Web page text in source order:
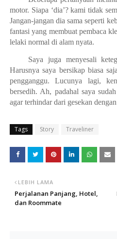
motor. Siapa ‘dia’? kami tidak
Jangan-jangan dia sama seperti
fantasi yang membuat pembaca
lelaki normal di alam nyata.
Saya juga menyesali
Harusnya saya bersikap biasa
pengganggu. Lucunya lagi,
bersedih. Ah, padahal saya
agar terhindar dari gesekan
Tags Story Traveliner
LEBIH LAMA
Perjalanan Panjang, Hotel,
dan Roommate